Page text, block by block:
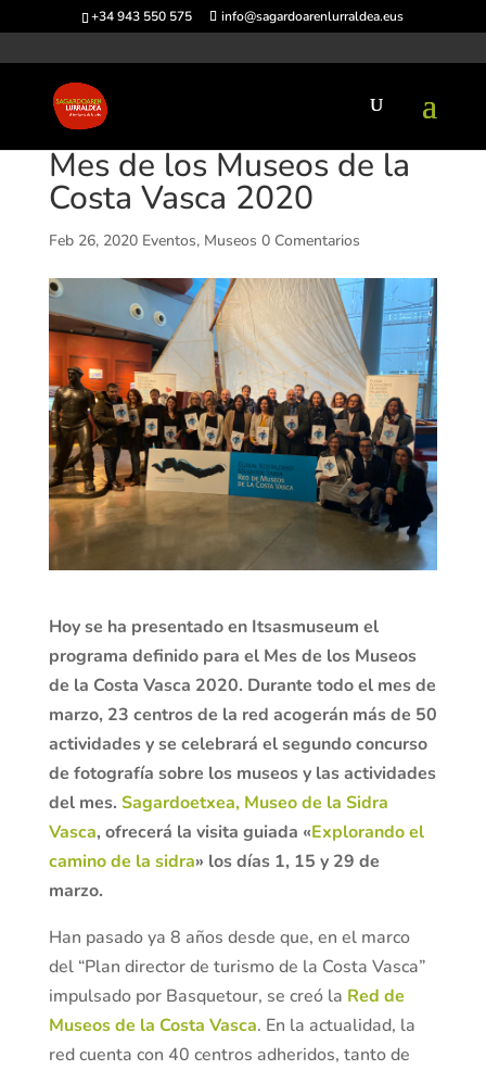
+34 943 550 575 info@sagardoarenlurraldea.eus
Mes de los Museos de la
Costa Vasca 2020
Feb 26, 2020 Eventos, Museos 0 Comentarios
Hoy se ha presentado en Itsasmuseum el
programa definido para el Mes de los Museos
de la Costa Vasca 2020. Durante todo el mes de
marzo, 23 centros de la red acogerán más de 50
actividades y se celebrará el segundo concurso
de fotografía sobre los museos y las actividades
del mes. Sagardoetxea, Museo de la Sidra
Vasca, ofrecerá la visita guiada «Explorando el
camino de la sidra» los días 1, 15 y 29 de
marzo.
Han pasado ya 8 años desde que, en el marco
del “Plan director de turismo de la Costa Vasca”
impulsado por Basquetour, se creó la Red de
Museos de la Costa Vasca. En la actualidad, la
red cuenta con 40 centros adheridos, tanto de